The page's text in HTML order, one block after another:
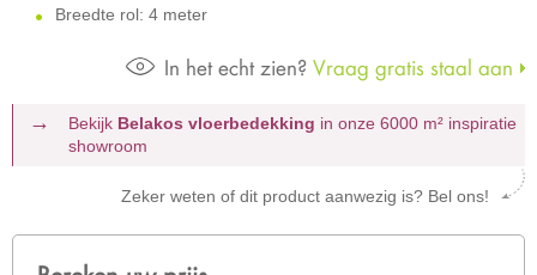
Breedte rol: 4 meter
In het echt zien? Vraag gratis staal aan
Bekijk Belakos vloerbedekking in onze 6000 m² inspiratie
showroom
Zeker weten of dit product aanwezig is? Bel ons!